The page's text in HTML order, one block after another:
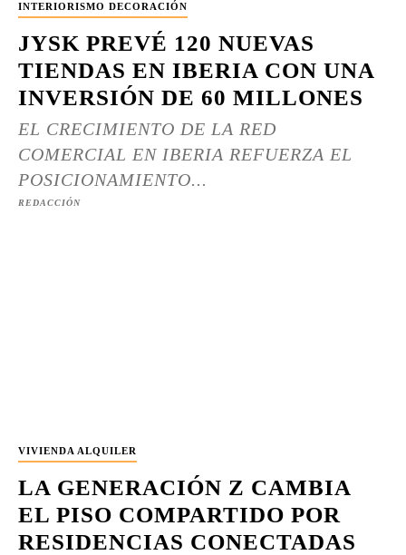
INTERIORISMO DECORACIÓN
JYSK PREVÉ 120 NUEVAS
TIENDAS EN IBERIA CON UNA
INVERSIÓN DE 60 MILLONES
EL CRECIMIENTO DE LA RED
COMERCIAL EN IBERIA REFUERZA EL
POSICIONAMIENTO...
REDACCIÓN
VIVIENDA ALQUILER
LA GENERACIÓN Z CAMBIA
EL PISO COMPARTIDO POR
RESIDENCIAS CONECTADAS